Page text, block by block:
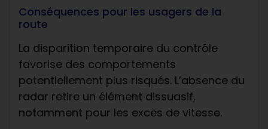
Conséquences pour les usagers de la
route
La disparition temporaire du contrôle
favorise des comportements
potentiellement plus risqués. L’absence du
radar retire un élément dissuasif,
notamment pour les excès de vitesse.